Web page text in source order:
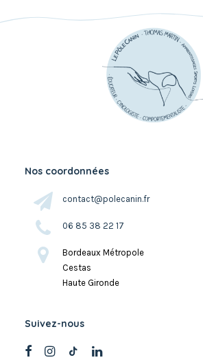
Nos coordonnées
contact@polecanin.fr
06 85 38 22 17
Bordeaux Métropole
Cestas
Haute Gironde
Suivez-nous